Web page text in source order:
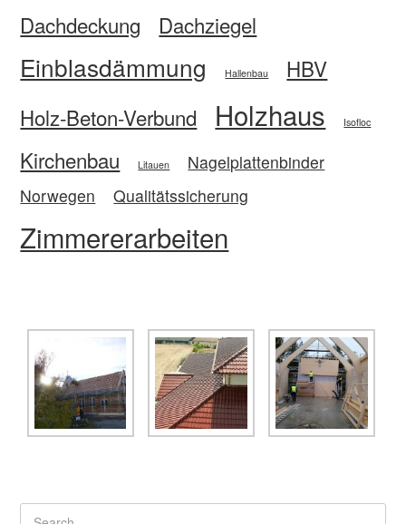
Dachdeckung Dachziegel
Einblasdämmung Hallenbau
HBV
Holz-Beton-Verbund
Holzhaus Isofloc
Kirchenbau Litauen
Nagelplattenbinder
Norwegen
Qualitätssicherung
Zimmererarbeiten